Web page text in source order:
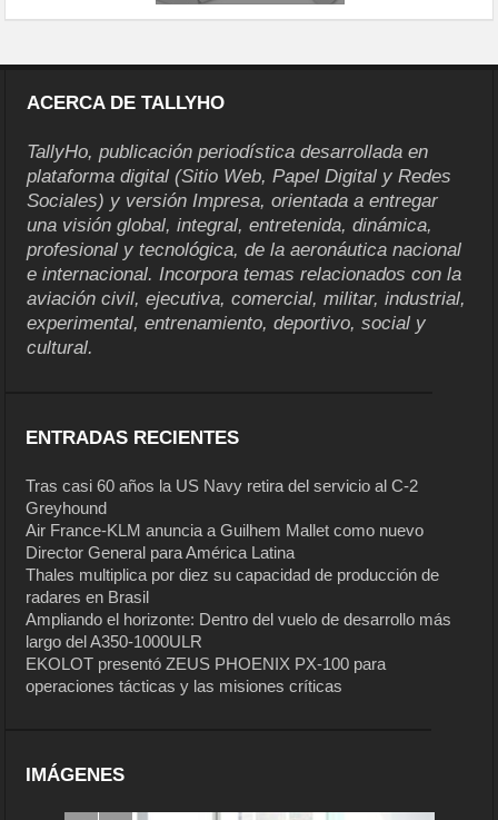
ACERCA DE TALLYHO
TallyHo, publicación periodística desarrollada en
plataforma digital (Sitio Web, Papel Digital y Redes
Sociales) y versión Impresa, orientada a entregar
una visión global, integral, entretenida, dinámica,
profesional y tecnológica, de la aeronáutica nacional
e internacional. Incorpora temas relacionados con la
aviación civil, ejecutiva, comercial, militar, industrial,
experimental, entrenamiento, deportivo, social y
cultural.
ENTRADAS RECIENTES
Tras casi 60 años la US Navy retira del servicio al C-2
Greyhound
Air France-KLM anuncia a Guilhem Mallet como nuevo
Director General para América Latina
Thales multiplica por diez su capacidad de producción de
radares en Brasil
Ampliando el horizonte: Dentro del vuelo de desarrollo más
largo del A350-1000ULR
EKOLOT presentó ZEUS PHOENIX PX-100 para
operaciones tácticas y las misiones críticas
IMÁGENES